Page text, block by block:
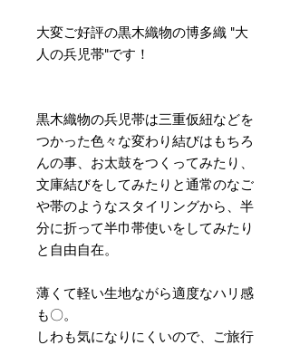
大変ご好評の黒木織物の博多織 "大
人の兵児帯"です！
黒木織物の兵児帯は三重仮紐などを
つかった色々な変わり結びはもちろ
んの事、お太鼓をつくってみたり、
文庫結びをしてみたりと通常のなご
や帯のようなスタイリングから、半
分に折って半巾帯使いをしてみたり
と自由自在。
薄くて軽い生地ながら適度なハリ感
も〇。
しわも気になりにくいので、ご旅行